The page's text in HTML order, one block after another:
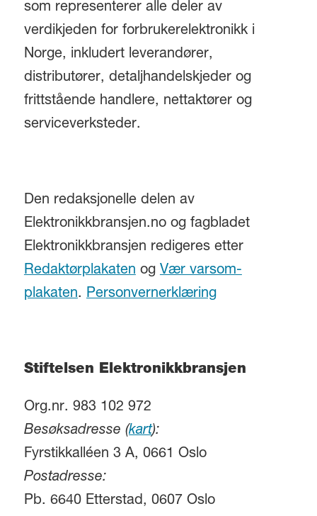
som representerer alle deler av
verdikjeden for forbrukerelektronikk i
Norge, inkludert leverandører,
distributører, detaljhandelskjeder og
frittstående handlere, nettaktører og
serviceverksteder.
Den redaksjonelle delen av
Elektronikkbransjen.no og fagbladet
Elektronikkbransjen redigeres etter
Redaktørplakatenog Vær varsom-
plakaten. Personvernerklæring
Stiftelsen Elektronikkbransjen
Org.nr. 983 102 972
Besøksadresse (kart):
Fyrstikkalléen 3 A, 0661 Oslo
Postadresse:
Pb. 6640 Etterstad, 0607 Oslo